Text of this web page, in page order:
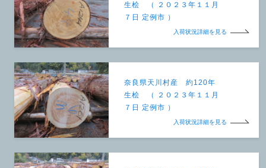
生桧 （ ２０２３年１１月
７日 定例市 ）
入荷状況詳細を見る
奈良県天川村産 約120年
生桧 （ ２０２３年１１月
７日 定例市 ）
入荷状況詳細を見る